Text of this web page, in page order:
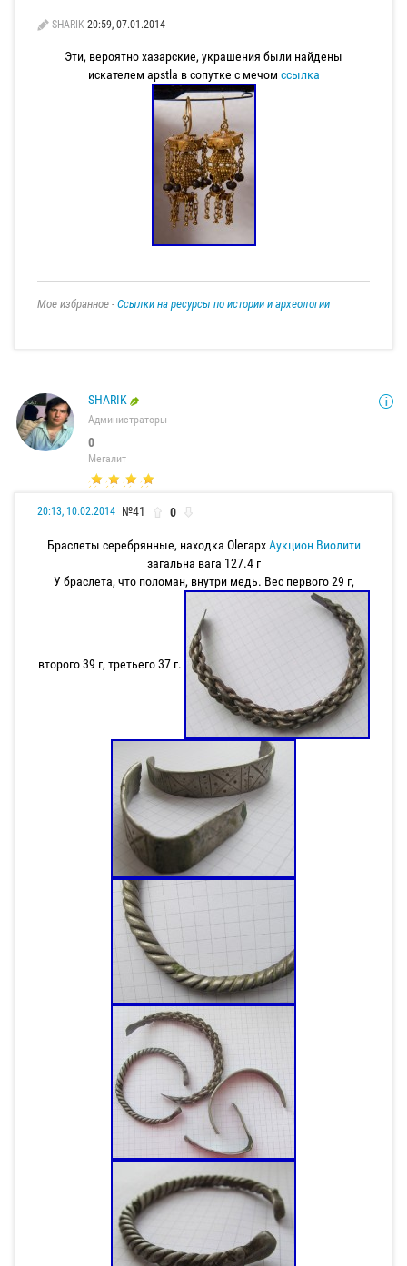
SHARIK 20:59, 07.01.2014
Эти, вероятно хазарские, украшения были найдены
искателем apstla в сопутке с мечом ссылка
Мое избранное - Ссылки на ресурсы по истории и археологии
SHARIK
Администраторы
0
Мегалит
20:13, 10.02.2014 №41 0
Браслеты серебрянные, находка OleгархАукцион Виолити
загальна вага 127.4 г
У браслета, что поломан, внутри медь. Вес первого 29 г,
второго 39 г, третьего 37 г.